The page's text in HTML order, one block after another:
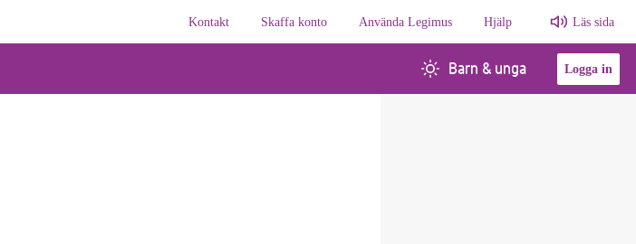
Kontakt
Skaffa konto Använda Legimus Hjälp Läs sida
Barn & unga Logga in